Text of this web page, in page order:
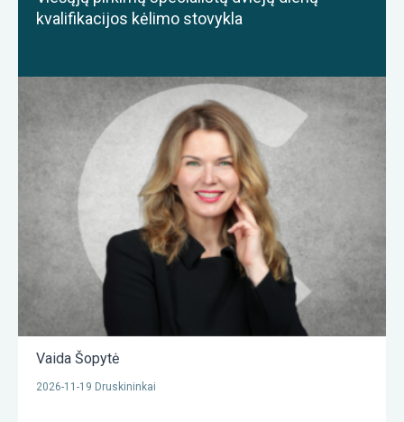
kvalifikacijos kėlimo stovykla
Vaida Šopytė
2026-11-19 Druskininkai